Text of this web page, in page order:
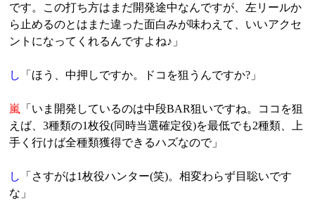
です。この打ち方はまだ開発途中なんですが、左リールか
ら止めるのとはまた違った面白みが味わえて、いいアクセ
ントになってくれるんですよね♪」
し 「ほう、中押しですか。ドコを狙うんですか?」
嵐
「いま開発しているのは中段BAR狙いですね。ココを狙
えば、3種類の1枚役(同時当選確定役)を最低でも2種類、上
手く行けば全種類獲得できるハズなので」
し
「さすがは1枚役ハンター(笑)。相変わらず目聡いです
な」